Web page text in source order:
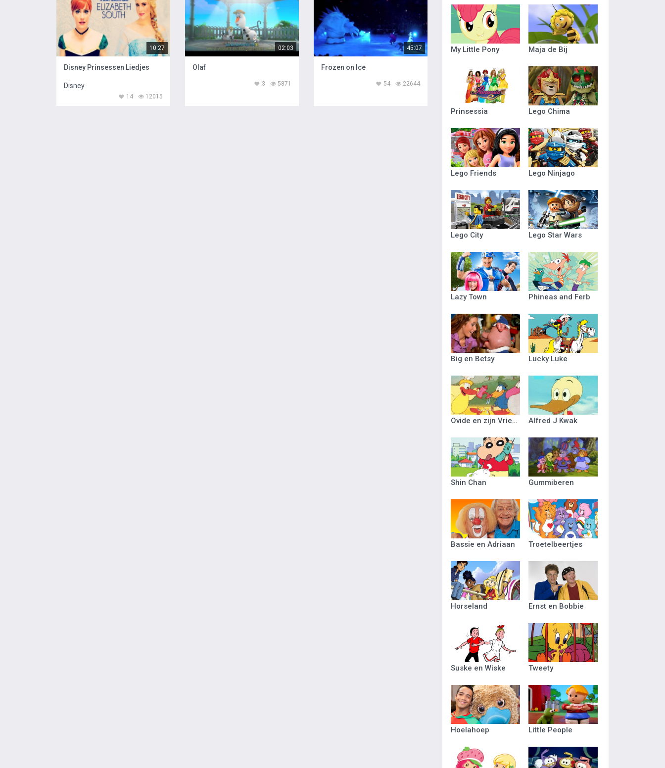
10:27
Disney Prinsessen Liedjes
Disney
12015
14
02:03
Olaf
5871
3
45:07
Frozen on Ice
22644
54
My Little Pony Maja de Bij
Prinsessia Lego Chima
Lego Friends Lego Ninjago
Lego City Lego Star Wars
Lazy Town Phineas and Ferb
Big en Betsy Lucky Luke
Ovide en zijn Vriendjes Alfred J Kwak
Shin Chan Gummiberen
Bassie en Adriaan Troetelbeertjes
Horseland Ernst en Bobbie
Suske en Wiske Tweety
Hoelahoep Little People